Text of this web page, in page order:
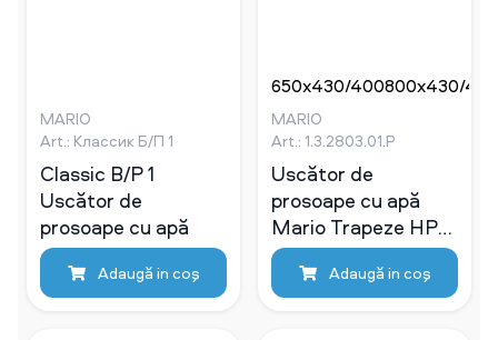
MARIO
Art.: Классик Б/П 1
Classic B/P 1
Uscător de
prosoape cu apă
Adaugă in coş
650x430/400
мм
800x430/400
MARIO
Art.: 1.3.2803.01.P
Uscător de
prosoape cu apă
Mario Trapeze HP
1100x530/500
Adaugă in coş